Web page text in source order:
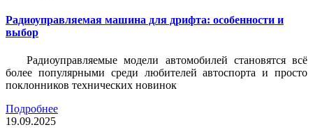
Радиоуправляемая машина для дрифта: особенности и
выбор
Радиоуправляемые модели автомобилей становятся всё
более популярными среди любителей автоспорта и просто
поклонников технических новинок
Подробнее
19.09.2025